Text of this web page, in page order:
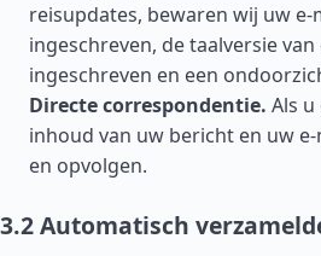
reisupdates, bewaren wij uw
ingeschreven, de taalversie
ingeschreven en een
Directe correspondentie. Als
inhoud van uw bericht en uw
en opvolgen.
3.2 Automatisch